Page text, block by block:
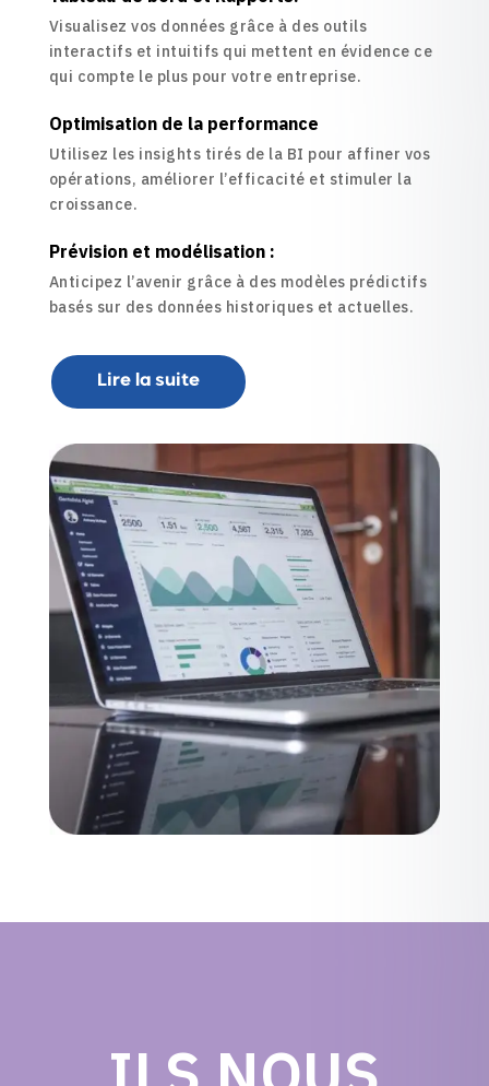
Visualisez vos données grâce à des outils
interactifs et intuitifs qui mettent en évidence ce
qui compte le plus pour votre entreprise.
Optimisation de la performance
Utilisez les insights tirés de la BI pour affiner vos
opérations, améliorer l’efficacité et stimuler la
croissance.
Prévision et modélisation :
Anticipez l’avenir grâce à des modèles prédictifs
basés sur des données historiques et actuelles.
Lire la suite